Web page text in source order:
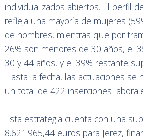
individualizados abiertos. El perfil
refleja una mayoría de mujeres
de hombres, mientras que por
26% son menores de 30 años, el
30 y 44 años, y el 39% restante
Hasta la fecha, las actuaciones se
un total de 422 inserciones
Esta estrategia cuenta con una
8.621.965,44 euros para Jerez,